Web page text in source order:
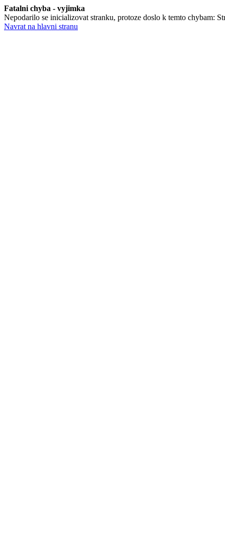
Fatalni chyba - vyjimka
Nepodarilo se inicializovat stranku, protoze doslo k temto chybam:
Navrat na hlavni stranu